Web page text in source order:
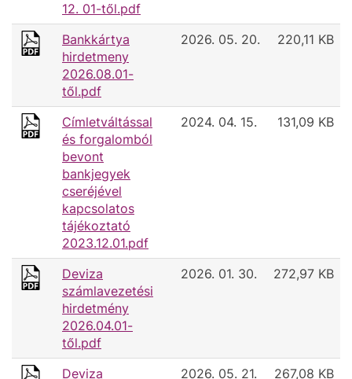
12. 01-től.pdf
Bankkártya
hirdetmeny
2026.08.01-
től.pdf
2026. 05. 20. 220,11 KB
Címletváltással
és forgalomból
bevont
bankjegyek
cseréjével
kapcsolatos
tájékoztató
2023.12.01.pdf
2024. 04. 15. 131,09 KB
Deviza
számlavezetési
hirdetmény
2026.04.01-
től.pdf
2026. 01. 30. 272,97 KB
Deviza
2026. 05. 21. 267,08 KB